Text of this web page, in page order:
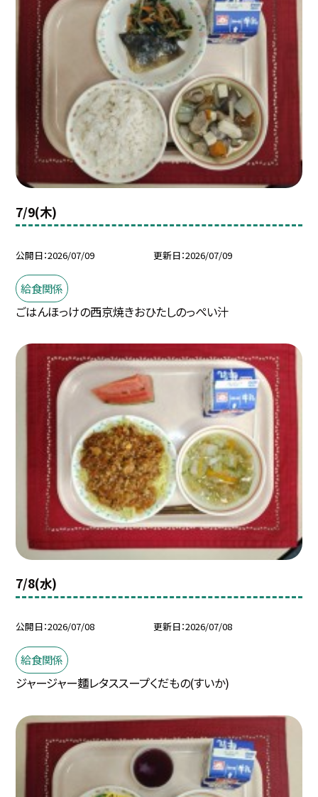
7/9(木)
公開日 2026/07/09 更新日 2026/07/09
給食関係
ごはんほっけの西京焼きおひたしのっぺい汁
7/8(水)
公開日 2026/07/08 更新日 2026/07/08
給食関係
ジャージャー麵レタススープくだもの(すいか)